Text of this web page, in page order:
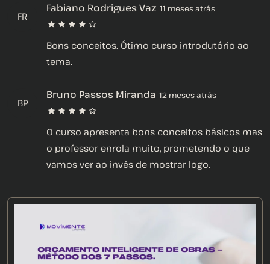
FR
Fabiano Rodrigues Vaz 11 meses atrás
Bons conceitos. Ótimo curso introdutório ao
tema.
BP
Bruno Passos Miranda 12 meses atrás
O curso apresenta bons conceitos básicos mas
o professor enrola muito, prometendo o que
vamos ver ao invés de mostrar logo.